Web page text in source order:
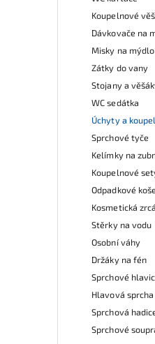
Koupelnové
Dávkovače na
Misky na mýdlo
Zátky do vany
Stojany a
WC sedátka
Úchyty a
Sprchové tyče
Kelímky na
Koupelnové
Odpadkové
Kosmetická
Stěrky na vodu
Osobní váhy
Držáky na fén
Sprchové
Hlavová sprcha
Sprchová
Sprchové